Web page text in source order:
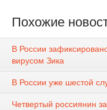
Похожие
В России
вирусом Зика
В России уже шестой
Четвертый россиянин